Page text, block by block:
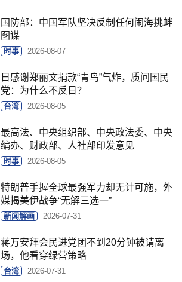
国防部：中国军队坚决反制任何闹海挑衅
图谋
时事 2026-08-07
日感谢郑丽文捐款“青鸟”气炸，质问国民
党：为什么不反日？
台湾 2026-08-05
最高法、中央组织部、中央政法委、中央
编办、财政部、人社部印发意见
时事 2026-08-05
特朗普手握全球最强军力却无计可施，外
媒揭美伊战争“无解三选一”
新闻解画 2026-07-31
蒋万安拜会民进党团不到20分钟被请离
场，他看穿绿营策略
台湾 2026-07-31